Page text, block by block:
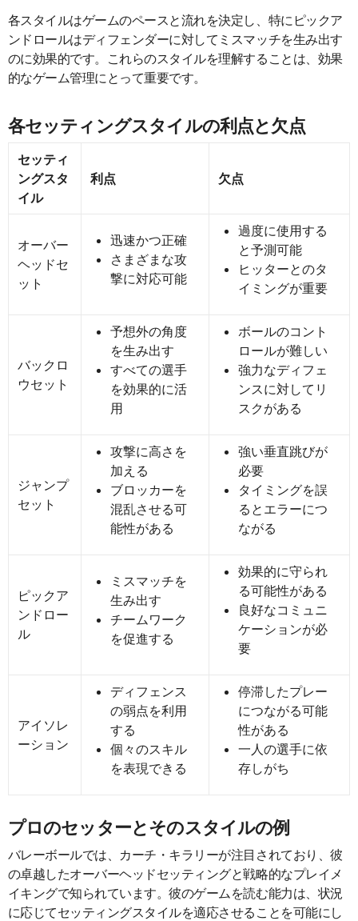
各スタイルはゲームのペースと流れを決定し、特にピックア
ンドロールはディフェンダーに対してミスマッチを生み出す
のに効果的です。これらのスタイルを理解することは、効果
的なゲーム管理にとって重要です。
各セッティングスタイルの利点と欠点
セッティ
ングスタ
イル
利点 欠点
オーバー
ヘッドセ
ット
迅速かつ正確
さまざまな攻
撃に対応可能
過度に使用する
と予測可能
ヒッターとのタ
イミングが重要
バックロ
ウセット
予想外の角度
を生み出す
すべての選手
を効果的に活
用
ボールのコント
ロールが難しい
強力なディフェ
ンスに対してリ
スクがある
ジャンプ
セット
攻撃に高さを
加える
ブロッカーを
混乱させる可
能性がある
強い垂直跳びが
必要
タイミングを誤
るとエラーにつ
ながる
ピックア
ンドロー
ル
ミスマッチを
生み出す
チームワーク
を促進する
効果的に守られ
る可能性がある
良好なコミュニ
ケーションが必
要
アイソレ
ーション
ディフェンス
の弱点を利用
する
個々のスキル
を表現できる
停滞したプレー
につながる可能
性がある
一人の選手に依
存しがち
プロのセッターとそのスタイルの例
バレーボールでは、カーチ・キラリーが注目されており、彼
の卓越したオーバーヘッドセッティングと戦略的なプレイメ
イキングで知られています。彼のゲームを読む能力は、状況
に応じてセッティングスタイルを適応させることを可能にし